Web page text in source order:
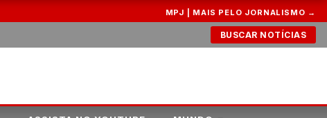
MPJ | MAIS PELO JORNALISMO →
BUSCAR NOTÍCIAS